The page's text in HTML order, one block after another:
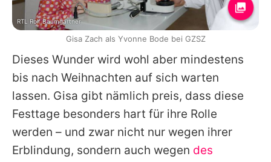
Dieses Wunder wird wohl aber mindestens
bis nach Weihnachten auf sich warten
lassen. Gisa gibt nämlich preis, dass diese
Festtage besonders hart für ihre Rolle
werden – und zwar nicht nur wegen ihrer
Erblindung, sondern auch wegen des
RTL Rolf Baumgartner
Gisa Zach als Yvonne Bode bei GZSZ